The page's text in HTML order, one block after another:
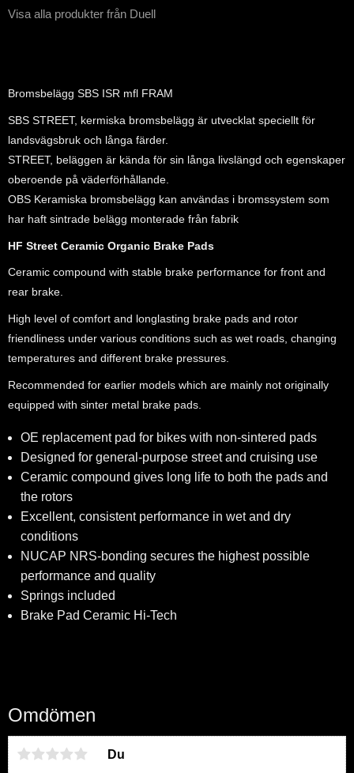
Visa alla produkter från Duell
Bromsbelägg SBS ISR mfl FRAM
SBS STREET, kermiska bromsbelägg är utvecklat speciellt för
landsvägsbruk och långa färder.
STREET, beläggen är kända för sin långa livslängd och egenskaper
oberoende på väderförhållande.
OBS Keramiska bromsbelägg kan användas i bromssystem som
har haft sintrade belägg monterade från fabrik
HF Street Ceramic Organic Brake Pads
Ceramic compound with stable brake performance for front and
rear brake.
High level of comfort and longlasting brake pads and rotor
friendliness under various conditions such as wet roads, changing
temperatures and different brake pressures.
Recommended for earlier models which are mainly not originally
equipped with sinter metal brake pads.
OE replacement pad for bikes with non-sintered pads
Designed for general-purpose street and cruising use
Ceramic compound gives long life to both the pads and
the rotors
Excellent, consistent performance in wet and dry
conditions
NUCAP NRS-bonding secures the highest possible
performance and quality
Springs included
Brake Pad Ceramic Hi-Tech
Omdömen
Du